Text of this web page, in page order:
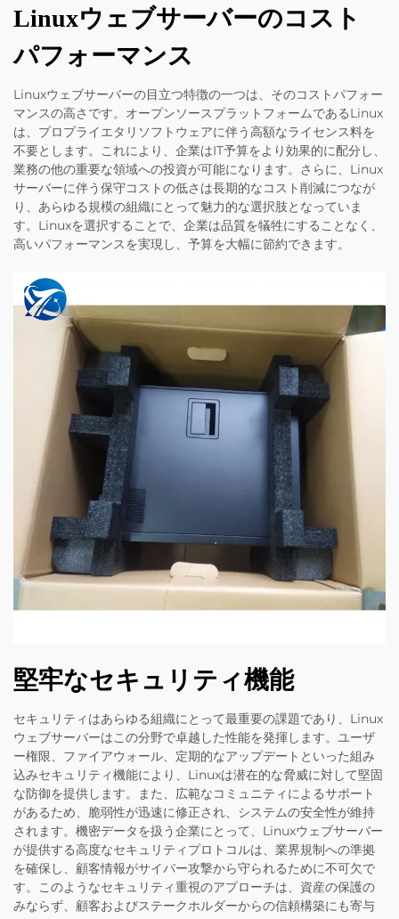
Linuxウェブサーバーのコスト
パフォーマンス
Linuxウェブサーバーの目立つ特徴の一つは、そのコストパフォー
マンスの高さです。オープンソースプラットフォームであるLinux
は、プロプライエタリソフトウェアに伴う高額なライセンス料を
不要とします。これにより、企業はIT予算をより効果的に配分し、
業務の他の重要な領域への投資が可能になります。さらに、Linux
サーバーに伴う保守コストの低さは長期的なコスト削減につなが
す。Linuxを選択することで、企業は品質を犠牲にすることなく、
高いパフォーマンスを実現し、予算を大幅に節約できます。
堅牢なセキュリティ機能
セキュリティはあらゆる組織にとって最重要の課題であり、Linux
ウェブサーバーはこの分野で卓越した性能を発揮します。ユーザ
ー権限、ファイアウォール、定期的なアップデートといった組み
込みセキュリティ機能により、Linuxは潜在的な脅威に対して堅固
な防御を提供します。また、広範なコミュニティによるサポート
があるため、脆弱性が迅速に修正され、システムの安全性が維持
されます。機密データを扱う企業にとって、Linuxウェブサーバー
が提供する高度なセキュリティプロトコルは、業界規制への準拠